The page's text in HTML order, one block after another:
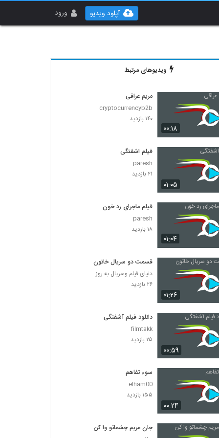
ورود آپلود ویدیو
ویدیوهای مرتبط
۰۰:۱۸
مریم عراقی
cryptocurrencyb2b
۱۴۰ بازدید
۰۱:۰۵
فیلم اشفتگی
paresh
۲۱ بازدید
۰۱:۰۴
فیلم ماجرای رد خون
paresh
۱۸ بازدید
۰۱:۲۶
قسمت دو سریال خاتون
دنیای فیلم وسریال به روز
۲۶ بازدید
۰۰:۵۹
دانلود فیلم آشفتگی
filmtakk
۲۵ بازدید
۰۰:۲۴
سوء تفاهم
elham00
۱۵۵ بازدید
جان مریم چشماتو وا کن